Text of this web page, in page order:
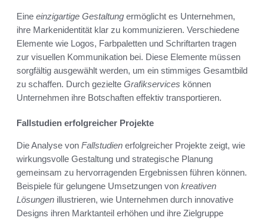
Eine einzigartige Gestaltung ermöglicht es Unternehmen,
ihre Markenidentität klar zu kommunizieren. Verschiedene
Elemente wie Logos, Farbpaletten und Schriftarten tragen
zur visuellen Kommunikation bei. Diese Elemente müssen
sorgfältig ausgewählt werden, um ein stimmiges Gesamtbild
zu schaffen. Durch gezielte Grafikservices können
Unternehmen ihre Botschaften effektiv transportieren.
Fallstudien erfolgreicher Projekte
Die Analyse von Fallstudien erfolgreicher Projekte zeigt, wie
wirkungsvolle Gestaltung und strategische Planung
gemeinsam zu hervorragenden Ergebnissen führen können.
Beispiele für gelungene Umsetzungen von kreativen
Lösungen illustrieren, wie Unternehmen durch innovative
Designs ihren Marktanteil erhöhen und ihre Zielgruppe